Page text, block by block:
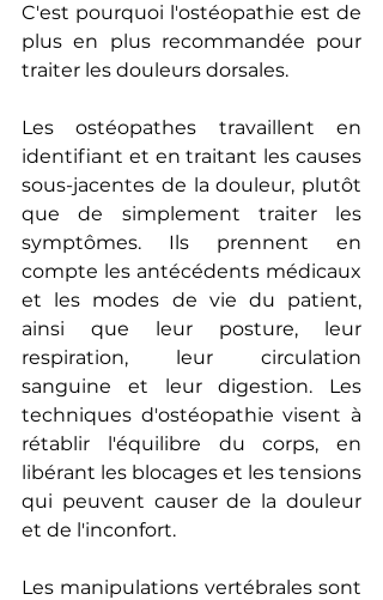
C'est pourquoi l'ostéopathie est de
plus en plus recommandée pour
traiter les douleurs dorsales.
Les ostéopathes travaillent en
identifiant et en traitant les causes
sous-jacentes de la douleur, plutôt
que de simplement traiter les
symptômes. Ils prennent en
compte les antécédents médicaux
et les modes de vie du patient,
ainsi que leur posture, leur
respiration, leur circulation
sanguine et leur digestion. Les
techniques d'ostéopathie visent à
rétablir l'équilibre du corps, en
libérant les blocages et les tensions
qui peuvent causer de la douleur
et de l'inconfort.
Les manipulations vertébrales sont